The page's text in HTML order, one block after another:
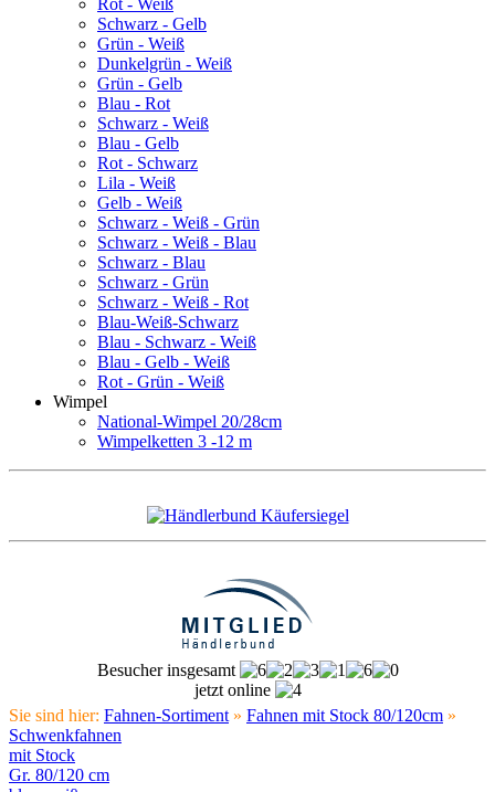
Rot - Weiß
Schwarz - Gelb
Grün - Weiß
Dunkelgrün - Weiß
Grün - Gelb
Blau - Rot
Schwarz - Weiß
Blau - Gelb
Rot - Schwarz
Lila - Weiß
Gelb - Weiß
Schwarz - Weiß - Grün
Schwarz - Weiß - Blau
Schwarz - Blau
Schwarz - Grün
Schwarz - Weiß - Rot
Blau-Weiß-Schwarz
Blau - Schwarz - Weiß
Blau - Gelb - Weiß
Rot - Grün - Weiß
Wimpel
National-Wimpel 20/28cm
Wimpelketten 3 -12 m
Besucher insgesamt
jetzt online
Sie sind hier: Fahnen-Sortiment » Fahnen mit Stock 80/120cm »
Schwenkfahnen
mit Stock
Gr. 80/120 cm